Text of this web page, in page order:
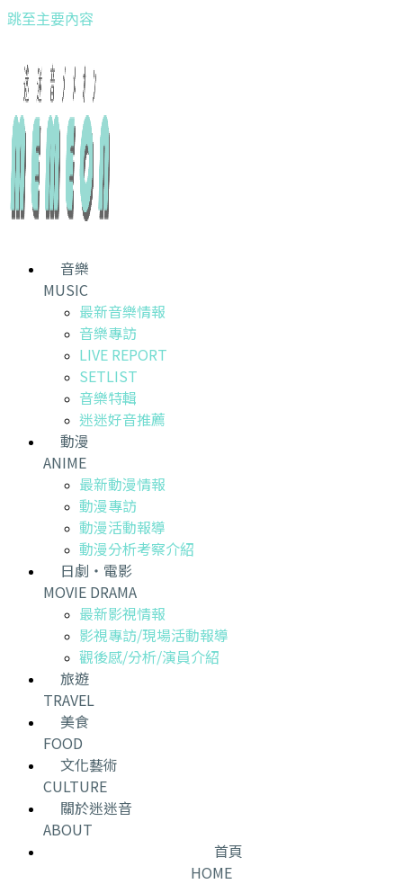
跳至主要內容
音樂
MUSIC
最新音樂情報
音樂專訪
LIVE REPORT
SETLIST
音樂特輯
迷迷好音推薦
動漫
ANIME
最新動漫情報
動漫專訪
動漫活動報導
動漫分析考察介紹
日劇・電影
MOVIE DRAMA
最新影視情報
影視專訪/現場活動報導
觀後感/分析/演員介紹
旅遊
TRAVEL
美食
FOOD
文化藝術
CULTURE
關於迷迷音
ABOUT
首頁
HOME